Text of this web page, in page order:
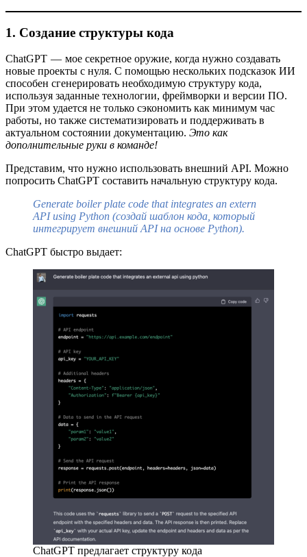
1. Создание структуры кода
ChatGPT — мое секретное оружие, когда нужно создавать
новые проекты с нуля. С помощью нескольких подсказок ИИ
способен сгенерировать необходимую структуру кода,
используя заданные технологии, фреймворки и версии ПО.
При этом удается не только сэкономить как минимум час
работы, но также систематизировать и поддерживать в
актуальном состоянии документацию. Это как
дополнительные руки в команде!
Представим, что нужно использовать внешний API. Можно
попросить ChatGPT составить начальную структуру кода.
Generate boiler plate code that integrates an extern
API using Python (создай шаблон кода, который
интегрирует внешний API на основе Python).
ChatGPT быстро выдает:
ChatGPT предлагает структуру кода